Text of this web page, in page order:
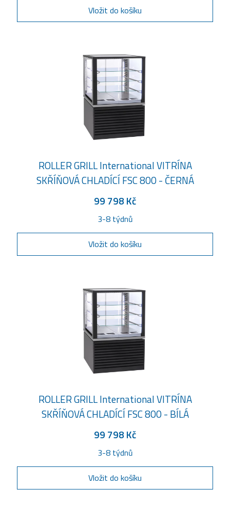
Vložit do košíku
ROLLER GRILL International VITRÍNA
SKŘÍŇOVÁ CHLADÍCÍ FSC 800 - ČERNÁ
99 798 Kč
3-8 týdnů
Vložit do košíku
ROLLER GRILL International VITRÍNA
SKŘÍŇOVÁ CHLADÍCÍ FSC 800 - BÍLÁ
99 798 Kč
3-8 týdnů
Vložit do košíku